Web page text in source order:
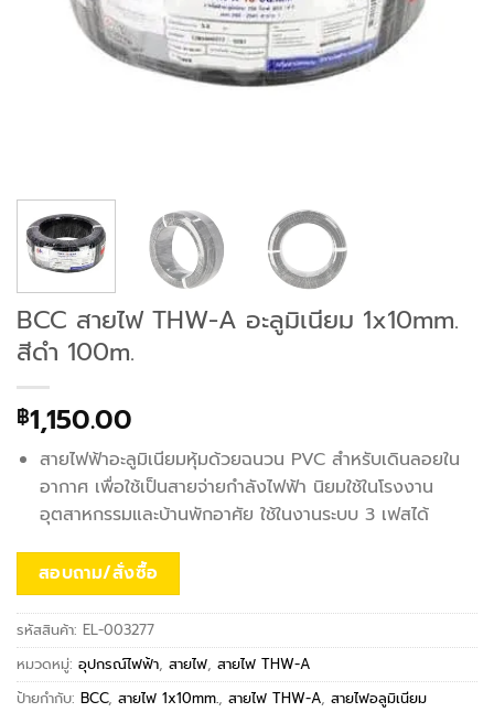
BCC สายไฟ THW-A อะลูมิเนียม 1x10mm.
สีดำ 100m.
฿1,150.00
สายไฟฟ้าอะลูมิเนียมหุ้มด้วยฉนวน PVC สำหรับเดินลอยใน
อากาศ เพื่อใช้เป็นสายจ่ายกำลังไฟฟ้า นิยมใช้ในโรงงาน
อุตสาหกรรมและบ้านพักอาศัย ใช้ในงานระบบ 3 เฟสได้
สอบถาม/สั่งซื้อ
รหัสสินค้า: EL-003277
หมวดหมู่: อุปกรณ์ไฟฟ้า, สายไฟ, สายไฟ THW-A
ป้ายกำกับ: BCC, สายไฟ 1x10mm., สายไฟ THW-A, สายไฟอลูมิเนียม